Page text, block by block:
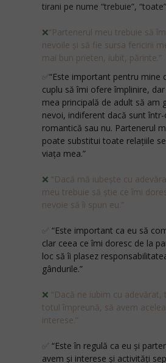
tirani pe nume “trebuie”,
❌“Partenerul meu trebuie să
nevoile şi să fie sursa fericirii
mai bun prieten, iubit, părinte.”
✅“Este important pentru mine
cuplu să îmi ofere împlinire,
mea principală de adult să am
nevoi, indiferent dacă sunt
romantică sau nu. Partenerul
poate substitui toate relațiile
viața mea.”
❌ “Dacă mă iubește cu
meu trebuie să știe ce îmi
nevoie să îi spun eu.”
✅ “Este important ca eu să
clar ceea ce îmi doresc de la
loc să îi plasez
gândurile.”
❌ “Dacă ne iubim cu
totul împreună, să avem
interese.”
✅ “Este în regulă ca eu și
avem şi interese și activități